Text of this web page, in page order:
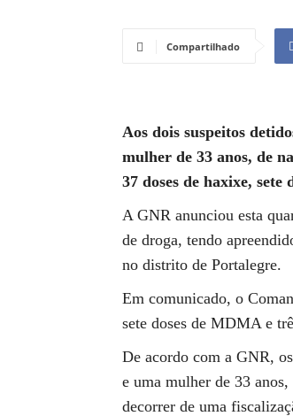
Compartilhado
Aos dois suspeitos
mulher de 33 anos, de
37 doses de haxixe, sete
A GNR anunciou esta
de droga, tendo
no distrito de Portalegre.
Em comunicado, o
sete doses de MDMA e
De acordo com a GNR,
e uma mulher de 33
decorrer de uma